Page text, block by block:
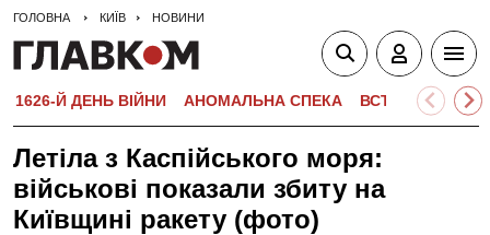
ГОЛОВНА КИЇВ НОВИНИ
1626-Й ДЕНЬ ВІЙНИ АНОМАЛЬНА СПЕКА ВСТУПНА
Летіла з Каспійського моря:
військові показали збиту на
Київщині ракету (фото)